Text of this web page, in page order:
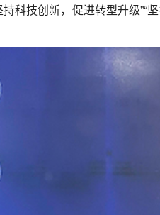
科技创新，促进转型升级”“